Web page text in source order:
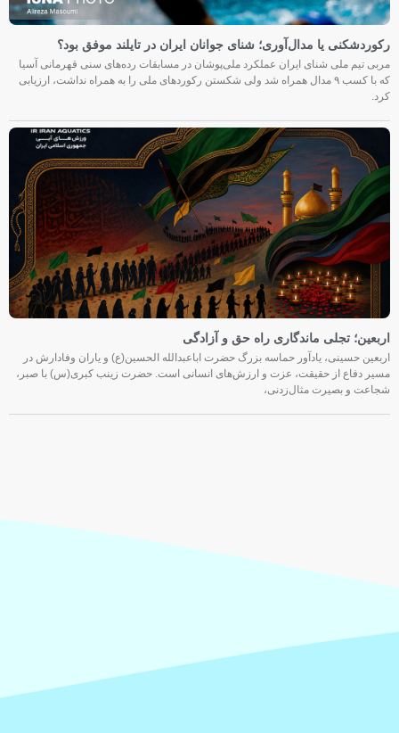
رکوردشکنی یا مدال‌آوری؛ شنای جوانان ایران در تایلند موفق بود؟
مربی تیم ملی شنای ایران عملکرد ملی‌پوشان در مسابقات رده‌های سنی قهرمانی آسیا
که با کسب ۹ مدال همراه شد ولی شکستن رکوردهای ملی را به همراه نداشت، ارزیابی
کرد.
اربعین؛ تجلی ماندگاری راه حق و آزادگی
اربعین حسینی، یادآور حماسه بزرگ حضرت اباعبدالله الحسین(ع) و یاران وفادارش در
مسیر دفاع از حقیقت، عزت و ارزش‌های انسانی است. حضرت زینب کبری(س) با صبر،
شجاعت و بصیرت مثال‌زدنی،